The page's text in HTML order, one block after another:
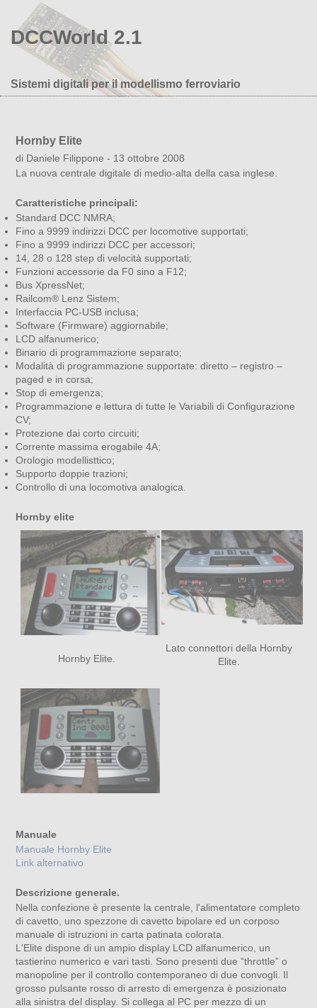
DCCWorld 2.1
Sistemi digitali per il modellismo ferroviario
Hornby Elite
di Daniele Filippone - 13 ottobre 2008
La nuova centrale digitale di medio-alta della casa inglese.
Caratteristiche principali:
Standard DCC NMRA;
Fino a 9999 indirizzi DCC per locomotive supportati;
Fino a 9999 indirizzi DCC per accessori;
14, 28 o 128 step di velocità supportati;
Funzioni accessorie da F0 sino a F12;
Bus XpressNet;
Railcom® Lenz Sistem;
Interfaccia PC-USB inclusa;
Software (Firmware) aggiornabile;
LCD alfanumerico;
Binario di programmazione separato;
Modalità di programmazione supportate: diretto – registro –
paged e in corsa;
Stop di emergenza;
Programmazione e lettura di tutte le Variabili di Configurazione
CV;
Protezione dai corto circuiti;
Corrente massima erogabile 4A;
Orologio modellisttico;
Supporto doppie trazioni;
Controllo di una locomotiva analogica.
Hornby elite
Hornby Elite.
Lato connettori della Hornby
Elite.
Manuale
Manuale Hornby Elite
Link alternativo
Descrizione generale.
Nella confezione è presente la centrale, l'alimentatore completo
di cavetto, uno spezzone di cavetto bipolare ed un corposo
manuale di istruzioni in carta patinata colorata.
L'Elite dispone di un ampio display LCD alfanumerico, un
tastierino numerico e vari tasti. Sono presenti due “throttle” o
manopoline per il controllo contemporaneo di due convogli. Il
grosso pulsante rosso di arresto di emergenza è posizionato
alla sinistra del display. Si collega al PC per mezzo di un